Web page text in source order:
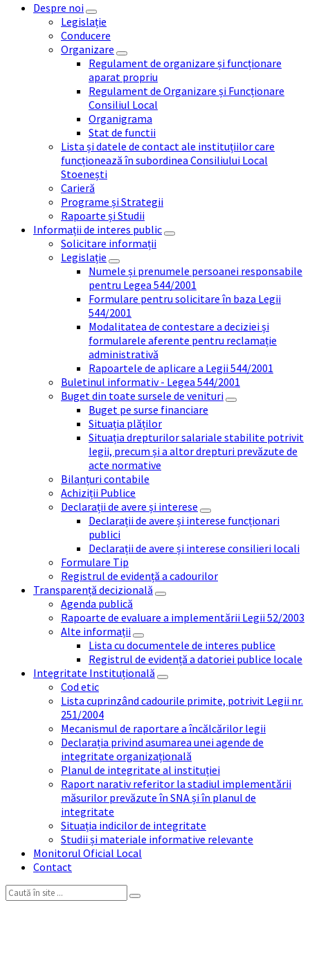
Despre noi
Legislație
Conducere
Organizare
Regulament de organizare și funcționare
aparat propriu
Regulament de Organizare și Funcționare
Consiliul Local
Organigrama
Stat de functii
Lista și datele de contact ale instituțiilor care
funcționează în subordinea Consiliului Local
Stoenești
Carieră
Programe și Strategii
Rapoarte și Studii
Informații de interes public
Solicitare informații
Legislație
Numele și prenumele persoanei responsabile
pentru Legea 544/2001
Formulare pentru solicitare în baza Legii
544/2001
Modalitatea de contestare a deciziei și
formularele aferente pentru reclamație
administrativă
Rapoartele de aplicare a Legii 544/2001
Buletinul informativ - Legea 544/2001
Buget din toate sursele de venituri
Buget pe surse financiare
Situația plăților
Situația drepturilor salariale stabilite potrivit
legii, precum și a altor drepturi prevăzute de
acte normative
Bilanțuri contabile
Achiziții Publice
Declarații de avere și interese
Declarații de avere și interese funcționari
publici
Declarații de avere și interese consilieri locali
Formulare Tip
Registrul de evidență a cadourilor
Transparență decizională
Agenda publică
Rapoarte de evaluare a implementării Legii 52/2003
Alte informații
Lista cu documentele de interes publice
Registrul de evidență a datoriei publice locale
Integritate Instituțională
Cod etic
Lista cuprinzând cadourile primite, potrivit Legii nr.
251/2004
Mecanismul de raportare a încălcărilor legii
Declarația privind asumarea unei agende de
integritate organizațională
Planul de integritate al instituției
Raport narativ referitor la stadiul implementării
măsurilor prevăzute în SNA și în planul de
integritate
Situația indicilor de integritate
Studii și materiale informative relevante
Monitorul Oficial Local
Contact
Search: